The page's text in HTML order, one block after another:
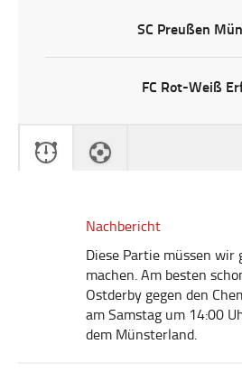
SC Preußen
FC Rot-Weiß
Nachbericht
Diese Partie müssen wir
machen. Am besten
Ostderby gegen den
am Samstag um 14:00
dem Münsterland.